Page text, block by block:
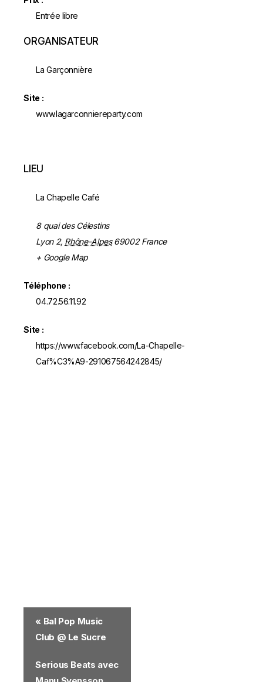
Entrée libre
ORGANISATEUR
La Garçonnière
Site :
www.lagarconniereparty.com
LIEU
La Chapelle Café
8 quai des Célestins
Lyon 2, Rhône-Alpes 69002 France
+ Google Map
Téléphone :
04.72.56.11.92
Site :
https://www.facebook.com/La-Chapelle-
Caf%C3%A9-291067564242845/
« Bal Pop Music
Club @ Le Sucre
Serious Beats avec